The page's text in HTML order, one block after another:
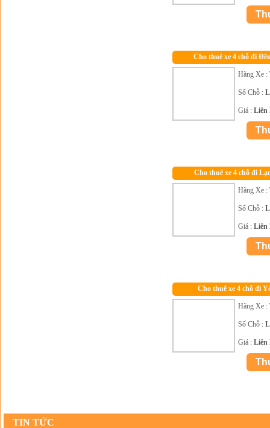
Cho thuê xe 4 chỗ đi
Hãng Xe :
Số Chỗ :
Giá : Liên
Cho thuê xe 4 chỗ đi
Hãng Xe :
Số Chỗ :
Giá : Liên
Cho thuê xe 4 chỗ đi
Hãng Xe :
Số Chỗ :
Giá : Liên
TIN TỨC